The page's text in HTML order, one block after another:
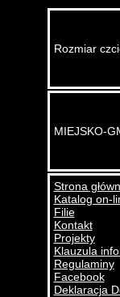
Rozmiar
MIEJSKO-
Strona
Katalog on-
Filie
Kontakt
Projekty
Klauzula
Regulaminy
Facebook
Deklaracja